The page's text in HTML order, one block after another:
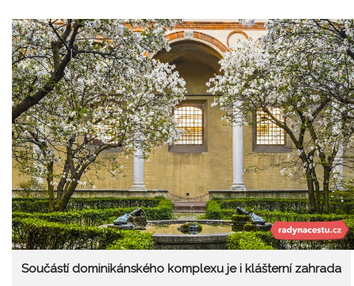
Součástí dominikánského komplexu je i klášterní zahrada